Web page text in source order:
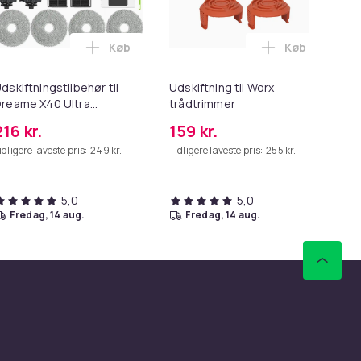
& frugtkniv - bølger i kurven
til
X40 Ultra
kr.
laveste pris: 249 kr.
Læg Udskiftningstilbehør til Dreame X40
Køb
5,0
fredag, 14 aug.
Udskiftning til Worx
trådtrimmer
159 kr.
Tidligere laveste pris: 255 kr.
Læg
Køb
5,0
fredag, 14 aug.